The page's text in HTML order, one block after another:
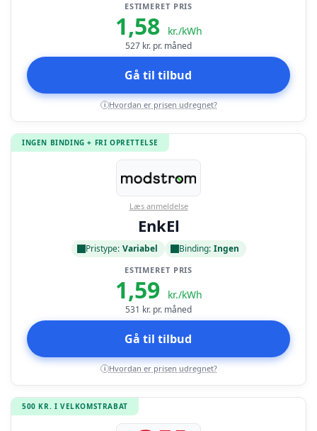
ESTIMERET PRIS
1,58 kr./kWh
527 kr. pr. måned
Gå til tilbud
i Hvordan er prisen udregnet?
INGEN BINDING + FRI OPRETTELSE
Læs anmeldelse
EnkEl
Pristype: Variabel Binding: Ingen
ESTIMERET PRIS
1,59 kr./kWh
531 kr. pr. måned
Gå til tilbud
i Hvordan er prisen udregnet?
500 KR. I VELKOMSTRABAT